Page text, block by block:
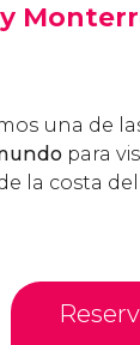
una de
para
la costa del